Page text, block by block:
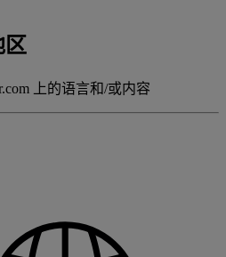
区
上的语言和/或内容